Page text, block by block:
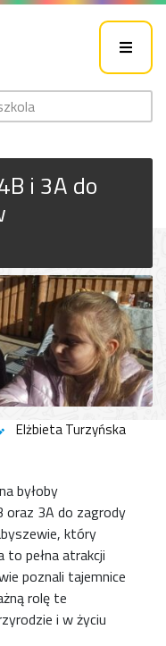
i 3A do
Elżbieta Turzyńska
byłoby
oraz 3A do zagrody
który
to pełna atrakcji
poznali tajemnice
rolę te
i w życiu